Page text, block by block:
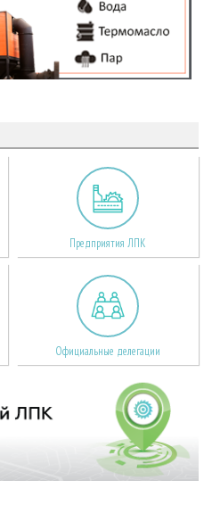
Предприятия ЛПК
Официальные делегации